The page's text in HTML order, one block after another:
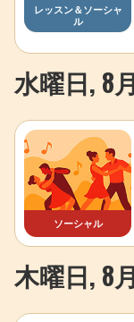
レッスン＆ソーシャ
ル
水曜日, 8
ソーシャル
木曜日, 8